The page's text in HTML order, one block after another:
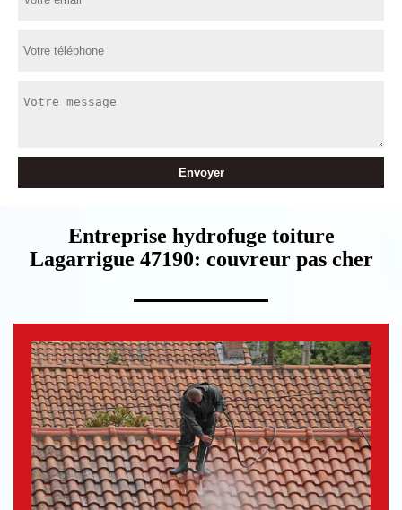
Entreprise hydrofuge toiture
Lagarrigue 47190: couvreur pas cher